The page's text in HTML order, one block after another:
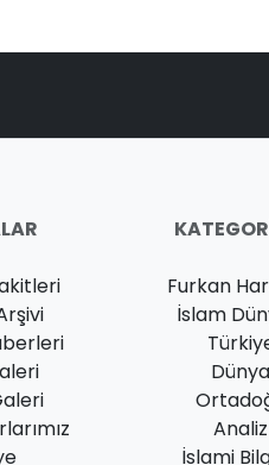
Furkan
İslam
Dünya
Analiz
İslami